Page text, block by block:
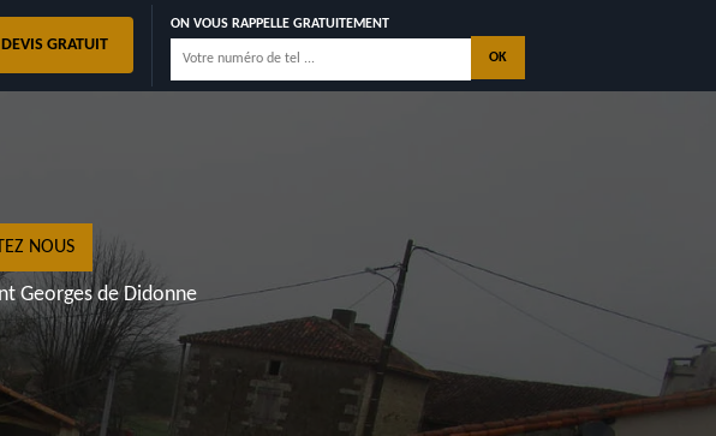
DEVIS GRATUIT
ON VOUS RAPPELLE GRATUITEMENT
TOITURE SAINT VAIZE
CONTACTEZ NOUS
Royan, Saintes, La Palmyre, Les Mathes, Saint Georges de Didonne